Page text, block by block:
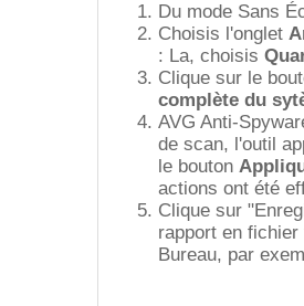
Du mode Sans
Choisis l'onglet
: La, choisis
Clique sur le
complète du
AVG Anti-
de scan, l'outil
le bouton
actions ont été
Clique sur
rapport en
Bureau, par